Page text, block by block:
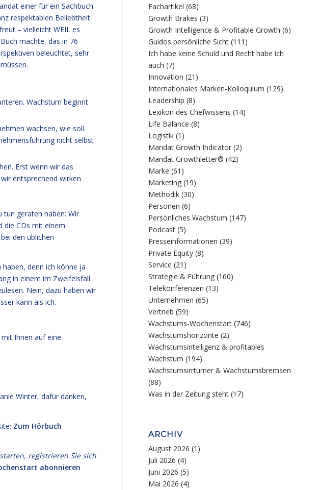
einer für ein Sachbuch
respektablen Beliebtheit
– vielleicht WEIL es
machte, das in 76
beleuchtet, sehr
Wachstum beginnt
wachsen, wie soll
nicht selbst
Erst wenn wir das
entsprechend wirken
tun geraten haben: Wir
die CDs mit einem
den üblichen
denn ich könne ja
in einem im Zweifelsfall
Nein, dazu haben wir
kann als ich.
Ihnen auf eine
Winter, dafür danken,
Zum Hörbuch
registrieren Sie sich
abonnieren
Fachartikel (68)
Growth Brakes (3)
Growth Intelligence & Profitable Growth (6)
Guidos persönliche Sicht (111)
Ich habe keine Schuld und Recht habe ich
auch (7)
Innovation (21)
Internationales Marken-Kolloquium (129)
Leadership (8)
Lexikon des Chefwissens (14)
Life Balance (8)
Logistik (1)
Mandat Growth Indicator (2)
Mandat Growthletter® (42)
Marke (61)
Marketing (19)
Methodik (30)
Personen (6)
Persönliches Wachstum (147)
Podcast (5)
Presseinformationen (39)
Private Equity (8)
Service (21)
Strategie & Führung (160)
Telekonferenzen (13)
Unternehmen (65)
Vertrieb (59)
Wachstums-Wochenstart (746)
Wachstumshorizonte (2)
Wachstumsintelligenz & profitables
Wachstum (194)
Wachstumsirrtümer & Wachstumsbremsen
(88)
Was in der Zeitung steht (17)
ARCHIV
August 2026 (1)
Juli 2026 (4)
Juni 2026 (5)
Mai 2026 (4)